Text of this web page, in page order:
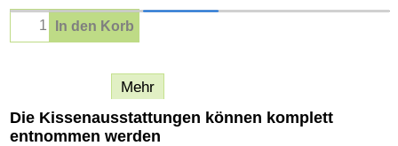
In den Korb
Mehr
Die Kissenausstattungen können komplett
entnommen werden